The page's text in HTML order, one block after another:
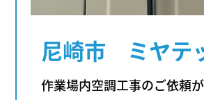
尼崎市 ミヤテ
作業場内空調工事のご依頼